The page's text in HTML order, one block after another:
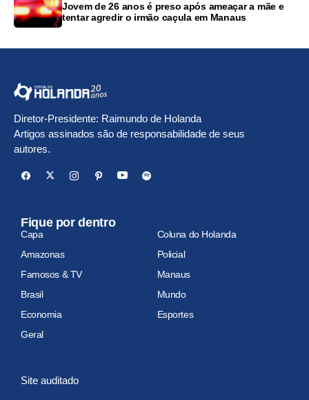
Jovem de 26 anos é preso após ameaçar a mãe e
tentar agredir o irmão caçula em Manaus
Diretor-Presidente: Raimundo de Holanda
Artigos assinados são de responsabilidade de seus
autores.
Fique por dentro
Capa
Coluna do Holanda
Amazonas
Policial
Famosos & TV
Manaus
Brasil
Mundo
Economia
Esportes
Geral
Site auditado